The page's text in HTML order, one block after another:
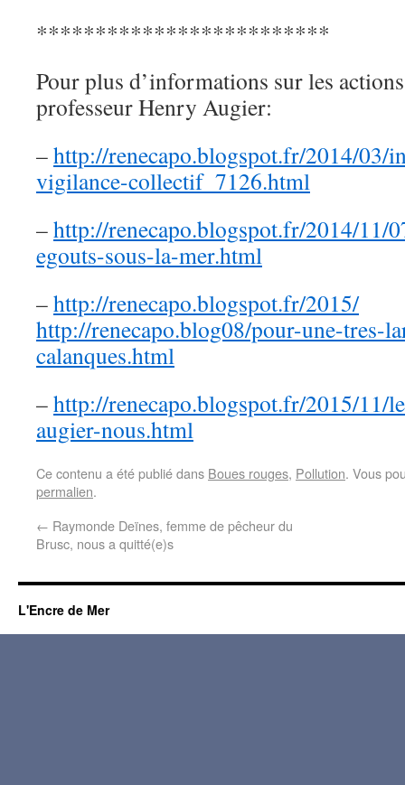
*************************
Pour plus d’informations sur les
professeur Henry Augier:
–http://renecapo.blogspot.fr/2014/03/
vigilance-collectif_7126.html
–http://renecapo.blogspot.fr/2014/11/
egouts-sous-la-mer.html
–http://renecapo.blogspot.fr/2015/
http://renecapo.blog08/pour-une-tres-
calanques.html
–http://renecapo.blogspot.fr/2015/11/
augier-nous.html
Ce contenu a été publié dans Boues rouges, Pollution. Vous
permalien.
← Raymonde Deïnes, femme de pêcheur du
Brusc, nous a quitté(e)s
L'Encre de Mer